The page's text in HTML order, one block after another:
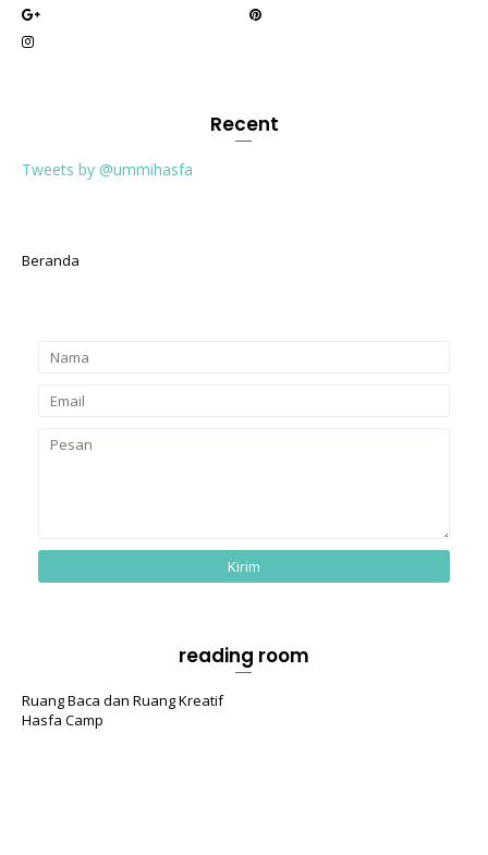
Recent
Tweets by @ummihasfa
Beranda
reading room
Ruang Baca dan Ruang Kreatif
Hasfa Camp